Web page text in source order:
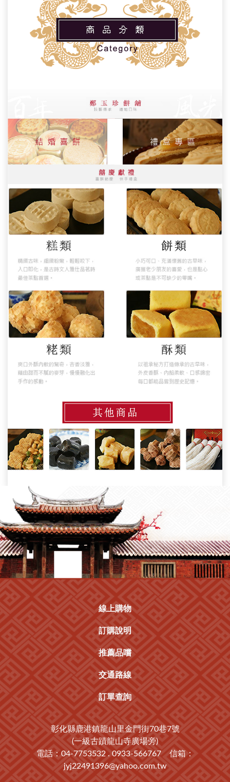
線上購物
訂購說明
推薦品嚐
交通路線
訂單查詢
彰化縣鹿港鎮龍山里金門街70巷7號
(一級古蹟龍山寺廣場旁)
電話：04-7753532 . 0933-566767 信箱：
jyj22491396@yahoo.com.tw